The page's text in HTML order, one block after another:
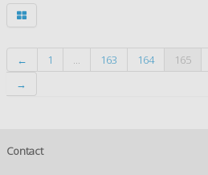
← 1 ... 163 164 165
→
Contact